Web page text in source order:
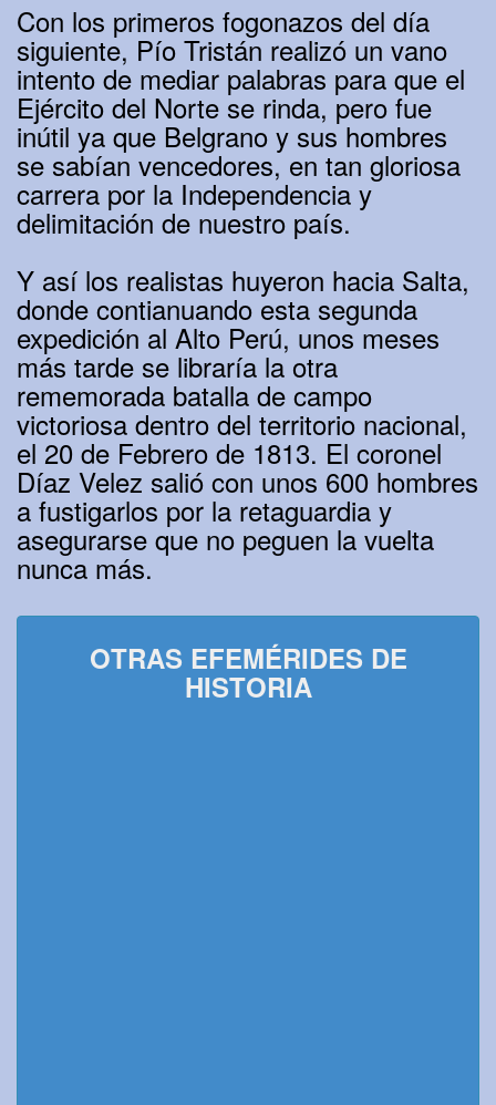
Con los primeros fogonazos del día
siguiente, Pío Tristán realizó un vano
intento de mediar palabras para que el
Ejército del Norte se rinda, pero fue
inútil ya que Belgrano y sus hombres
se sabían vencedores, en tan gloriosa
carrera por la Independencia y
delimitación de nuestro país.
Y así los realistas huyeron hacia Salta,
donde contianuando esta segunda
expedición al Alto Perú, unos meses
más tarde se libraría la otra
rememorada batalla de campo
victoriosa dentro del territorio nacional,
el 20 de Febrero de 1813. El coronel
Díaz Velez salió con unos 600 hombres
a fustigarlos por la retaguardia y
asegurarse que no peguen la vuelta
nunca más.
OTRAS EFEMÉRIDES DE
HISTORIA